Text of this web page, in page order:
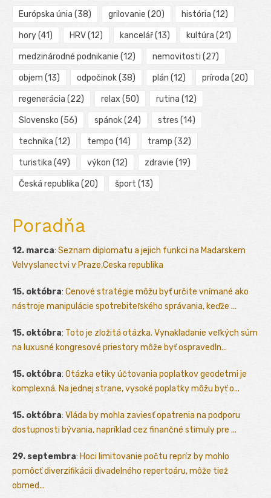
Európska únia (38) grilovanie (20) história (12)
hory(41) HRV(12) kancelář(13) kultúra (21)
medzinárodné podnikanie (12) nemovitosti (27)
objem (13) odpočinok(38) plán (12) príroda (20)
regenerácia (22) relax (50) rutina (12)
Slovensko (56) spánok(24) stres (14)
technika (12) tempo (14) tramp (32)
turistika (49) výkon (12) zdravie (19)
Česká republika (20) šport (13)
Poradňa
12. marca: Seznam diplomatu a jejich funkci na Madarskem
Velvyslanectvi v Praze,Ceska republika
15. októbra: Cenové stratégie môžu byť určite vnímané ako
nástroje manipulácie spotrebiteľského správania, keďže ...
15. októbra: Toto je zložitá otázka. Vynakladanie veľkých súm
na luxusné kongresové priestory môže byť ospravedln...
15. októbra: Otázka etiky účtovania poplatkov geodetmi je
komplexná. Na jednej strane, vysoké poplatky môžu byť o...
15. októbra: Vláda by mohla zaviesť opatrenia na podporu
dostupnosti bývania, napríklad cez finančné stimuly pre ...
29. septembra: Hoci limitovanie počtu repríz by mohlo
pomôcť diverzifikácii divadelného repertoáru, môže tiež
obmed...